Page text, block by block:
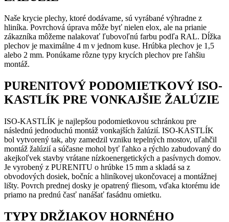
Naše krycie plechy, ktoré dodávame, sú vyrábané výhradne z
hliníka. Povrchová úprava môže byť nielen elox, ale na prianie
zákazníka môžeme nalakovať ľubovoľnú farbu podľa RAL. Dĺžka
plechov je maximálne 4 m v jednom kuse. Hrúbka plechov je 1,5
alebo 2 mm. Ponúkame rôzne typy krycích plechov pre ľahšiu
montáž.
PURENITOVÝ PODOMIETKOVÝ ISO-
KASTLÍK PRE VONKAJŠIE ŽALÚZIE
ISO-KASTLÍK je najlepšou podomietkovou schránkou pre
následnú jednoduchú montáž vonkajších žalúzií. ISO-KASTLÍK
bol vytvorený tak, aby zamedzil vzniku tepelných mostov, uľahčil
montáž žalúzií a súčasne mohol byť ľahko a rýchlo zabudovaný do
akejkoľvek stavby vrátane nízkoenergetických a pasívnych domov.
Je vyrobený z PURENITU o hrúbke 15 mm a skladá sa z
obvodových dosiek, bočníc a hliníkovej ukončovacej a montážnej
lišty. Povrch prednej dosky je opatrený fliesom, vďaka ktorému ide
priamo na prednú časť nanášať fasádnu omietku.
TYPY DRŽIAKOV HORNÉHO